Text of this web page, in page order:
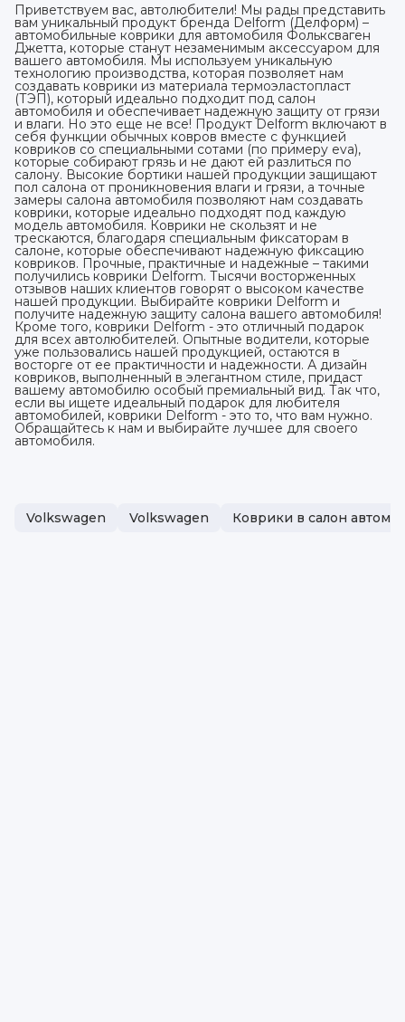
Приветствуем вас, автолюбители! Мы рады представить
вам уникальный продукт бренда Delform (Делформ) –
автомобильные коврики для автомобиля Фольксваген
Джетта, которые станут незаменимым аксессуаром для
вашего автомобиля. Мы используем уникальную
технологию производства, которая позволяет нам
создавать коврики из материала термоэластопласт
(ТЭП), который идеально подходит под салон
автомобиля и обеспечивает надежную защиту от грязи
и влаги. Но это еще не все! Продукт Delform включают в
себя функции обычных ковров вместе с функцией
ковриков со специальными сотами (по примеру eva),
которые собирают грязь и не дают ей разлиться по
салону. Высокие бортики нашей продукции защищают
пол салона от проникновения влаги и грязи, а точные
замеры салона автомобиля позволяют нам создавать
коврики, которые идеально подходят под каждую
модель автомобиля. Коврики не скользят и не
трескаются, благодаря специальным фиксаторам в
салоне, которые обеспечивают надежную фиксацию
ковриков. Прочные, практичные и надежные – такими
получились коврики Delform. Тысячи восторженных
отзывов наших клиентов говорят о высоком качестве
нашей продукции. Выбирайте коврики Delform и
получите надежную защиту салона вашего автомобиля!
Кроме того, коврики Delform - это отличный подарок
для всех автолюбителей. Опытные водители, которые
уже пользовались нашей продукцией, остаются в
восторге от ее практичности и надежности. А дизайн
ковриков, выполненный в элегантном стиле, придаст
вашему автомобилю особый премиальный вид. Так что,
если вы ищете идеальный подарок для любителя
автомобилей, коврики Delform - это то, что вам нужно.
Обращайтесь к нам и выбирайте лучшее для своего
автомобиля.
Volkswagen Volkswagen